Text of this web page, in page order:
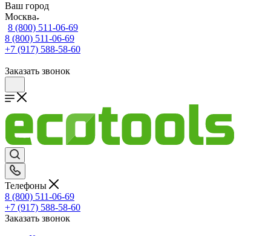
Ваш город
Москва
8 (800) 511-06-69
8 (800) 511-06-69
+7 (917) 588-58-60
Заказать звонок
Телефоны
8 (800) 511-06-69
+7 (917) 588-58-60
Заказать звонок